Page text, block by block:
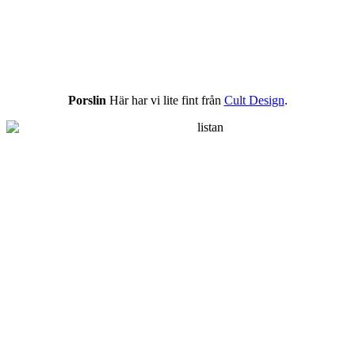
Porslin Här har vi lite fint från Cult Design.